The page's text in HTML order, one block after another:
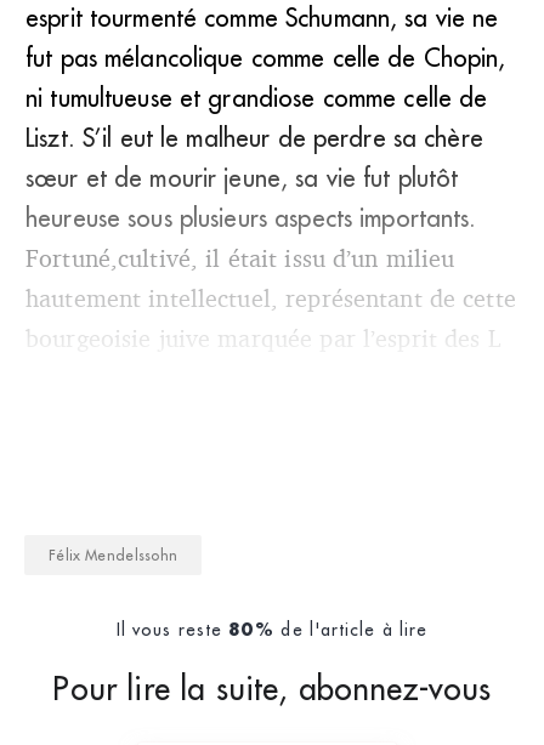
esprit tourmenté comme Schumann, sa vie ne
fut pas mélancolique comme celle de Chopin,
ni tumultueuse et grandiose comme celle de
Liszt. S’il eut le malheur de perdre sa chère
sœur et de mourir jeune, sa vie fut plutôt
heureuse sous plusieurs aspects importants.
Fortuné,cultivé, il était issu d’un milieu
hautement intellectuel, représentant de cette
bourgeoisie juive marquée par l’esprit des L
Félix Mendelssohn
Il vous reste 80% de l'article à lire
Pour lire la suite, abonnez-vous